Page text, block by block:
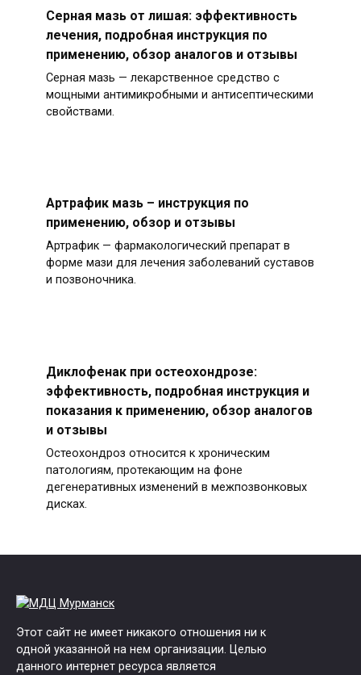
Серная мазь от лишая: эффективность
лечения, подробная инструкция по
применению, обзор аналогов и отзывы
Серная мазь — лекарственное средство с
мощными антимикробными и антисептическими
свойствами.
Артрафик мазь – инструкция по
применению, обзор и отзывы
Артрафик — фармакологический препарат в
форме мази для лечения заболеваний суставов
и позвоночника.
Диклофенак при остеохондрозе:
эффективность, подробная инструкция и
показания к применению, обзор аналогов
и отзывы
Остеохондроз относится к хроническим
патологиям, протекающим на фоне
дегенеративных изменений в межпозвонковых
дисках.
Этот сайт не имеет никакого отношения ни к
одной указанной на нем организации. Целью
данного интернет ресурса является